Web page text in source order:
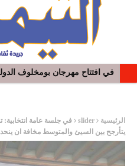
في افتتاح مهرجان بومخلوف
الرئيسية slider
في جلسة عامة انتخابية:
يتأرجح بين السيئ والمتوسط مخافة ان